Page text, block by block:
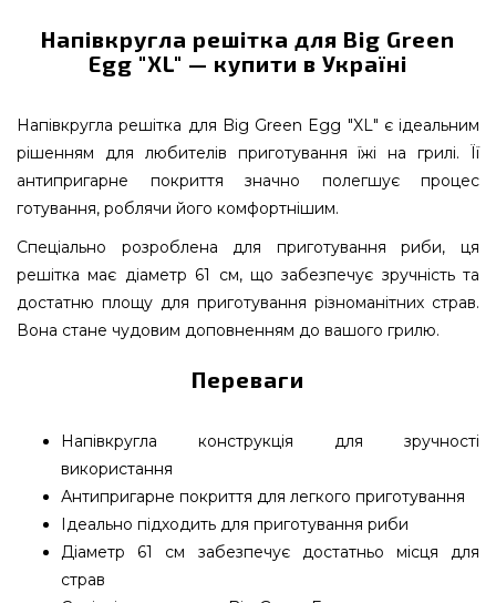
Напівкругла решітка для Big Green
Egg "XL" — купити в Україні
Напівкругла решітка для Big Green Egg "XL" є ідеальним
рішенням для любителів приготування їжі на грилі. Її
антипригарне покриття значно полегшує процес
готування, роблячи його комфортнішим.
Спеціально розроблена для приготування риби, ця
решітка має діаметр 61 см, що забезпечує зручність та
достатню площу для приготування різноманітних страв.
Вона стане чудовим доповненням до вашого грилю.
Переваги
Напівкругла конструкція для зручності
використання
Антипригарне покриття для легкого приготування
Ідеально підходить для приготування риби
Діаметр 61 см забезпечує достатньо місця для
страв